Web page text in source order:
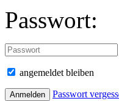
Passwort:
angemeldet bleiben
Passwort